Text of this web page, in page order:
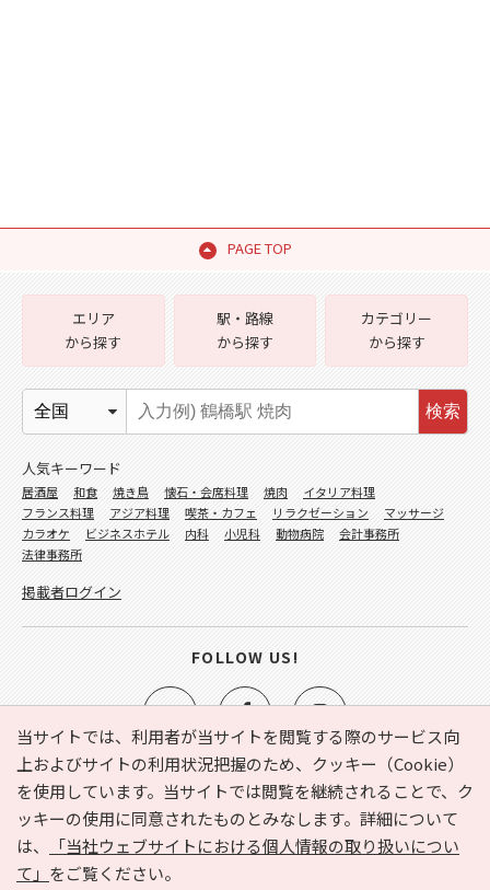
PAGE TOP
当サイトでは、利用者が当サイトを閲覧する際のサービス向
上およびサイトの利用状況把握のため、クッキー（Cookie）
を使用しています。当サイトでは閲覧を継続されることで、ク
ッキーの使用に同意されたものとみなします。詳細について
は、
「当社ウェブサイトにおける個人情報の取り扱いについ
て」 をご覧ください。
e-NAVITA（イーナビタ）とは？ お気に入り
ヘルプ
利用規約
個人情報の取り扱いについて
運営会社
サイトマップ
広告掲載に関するお問い合わせ
エリア
から探す
駅・路線
から探す
カテゴリー
から探す
検索
人気キーワード
居酒屋 和食 焼き鳥 懐石・会席料理 焼肉
イタリア料理
フランス料理
アジア料理 喫茶・カフェ リラクゼーション
マッサージ
カラオケ
ビジネスホテル 内科 小児科 動物病院
会計事務所
法律事務所
掲載者ログイン
FOLLOW US!